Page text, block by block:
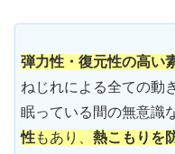
弾力性・復元性の高い
ねじれによる全ての動
眠っている間の無意識
性もあり、 熱こもりを